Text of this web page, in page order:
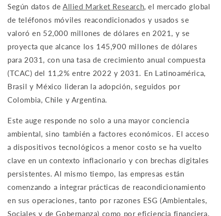
Según datos de Allied Market Research, el mercado global
de teléfonos móviles reacondicionados y usados se
valoró en 52,000 millones de dólares en 2021, y se
proyecta que alcance los 145,900 millones de dólares
para 2031, con una tasa de crecimiento anual compuesta
(TCAC) del 11,2% entre 2022 y 2031. En Latinoamérica,
Brasil y México lideran la adopción, seguidos por
Colombia, Chile y Argentina.
Este auge responde no solo a una mayor conciencia
ambiental, sino también a factores económicos. El acceso
a dispositivos tecnológicos a menor costo se ha vuelto
clave en un contexto inflacionario y con brechas digitales
persistentes. Al mismo tiempo, las empresas están
comenzando a integrar prácticas de reacondicionamiento
en sus operaciones, tanto por razones ESG (Ambientales,
Sociales y de Gobernanza) como por eficiencia financiera.